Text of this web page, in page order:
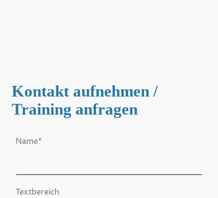
Kontakt aufnehmen /
Training anfragen
Name*
Textbereich